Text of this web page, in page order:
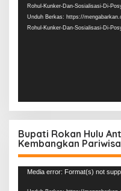
Rohul-Kunker-Dan-Sosialisasi-Di-
Unduh Berkas: https://
Rohul-Kunker-Dan-Sosialisasi-Di-
Bupati Rokan Hulu
Kembangkan
Pemutar
Media error: Format(s) not